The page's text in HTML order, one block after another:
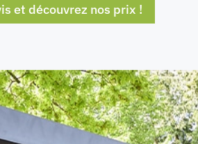
et découvrez nos prix !